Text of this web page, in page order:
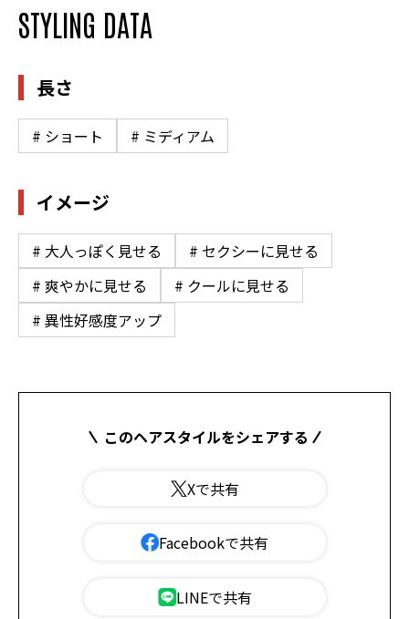
STYLING DATA
長さ
# ショート # ミディアム
イメージ
# 大人っぽく見せる
# セクシーに見せる
# 爽やかに見せる
# クールに見せる
# 異性好感度アップ
このヘアスタイルをシェアする
Xで共有
Facebookで共有
LINEで共有